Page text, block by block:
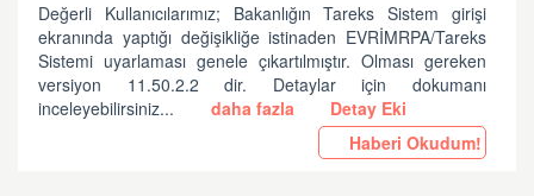
Değerli Kullanıcılarımız; Bakanlığın Tareks Sistem girişi
ekranında yaptığı değişikliğe istinaden EVRİMRPA/Tareks
Sistemi uyarlaması genele çıkartılmıştır. Olması gereken
versiyon 11.50.2.2 dir. Detaylar için dokumanı
inceleyebilirsiniz...
daha fazla
Detay Eki
Haberi Okudum!